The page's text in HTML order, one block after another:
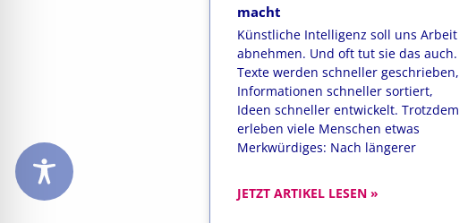
macht
Künstliche Intelligenz soll uns Arbeit
abnehmen. Und oft tut sie das auch.
Texte werden schneller geschrieben,
Informationen schneller sortiert,
Ideen schneller entwickelt. Trotzdem
erleben viele Menschen etwas
Merkwürdiges: Nach längerer
JETZT ARTIKEL LESEN »